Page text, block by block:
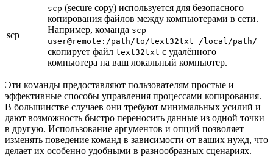
scp
scp (secure copy) используется для безопасного
копирования файлов между компьютерами в сети.
Например, команда scp
user@remote:/path/to/text32txt /local/path/
скопирует файл text32txt с удалённого
компьютера на ваш локальный компьютер.
Эти команды предоставляют пользователям простые и
эффективные способы управления процессами копирования.
В большинстве случаев они требуют минимальных усилий и
дают возможность быстро переносить данные из одной точки
в другую. Использование аргументов и опций позволяет
изменять поведение команд в зависимости от ваших нужд, что
делает их особенно удобными в разнообразных сценариях.